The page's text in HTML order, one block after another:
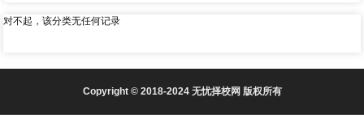
对不起，该分类无任何记录
Copyright © 2018-2024 无忧择校网 版权所有